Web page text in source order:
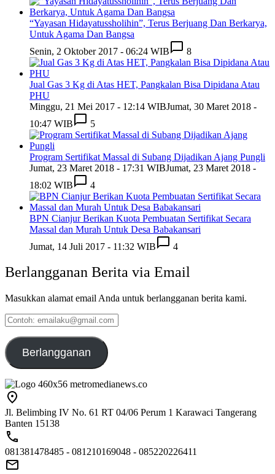
“Yayasan Hidayatussholihin”, Terus Berjuang Dan Berkarya,
Untuk Agama Dan Bangsa
Senin, 2 Oktober 2017 - 06:24 WIB
8
Jual Gas 3 Kg di Atas HET, Pangkalan Bisa Dipidana Atau
PHU
Minggu, 21 Mei 2017 - 12:14 WIBJumat, 30 Maret 2018 -
10:47 WIB
5
Program Sertifikat Massal di Subang Dijadikan Ajang Pungli
Jumat, 23 Maret 2018 - 17:31 WIBJumat, 23 Maret 2018 -
18:02 WIB
4
BPN Cianjur Berikan Kuota Pembuatan Sertifikat Secara
Massal dan Murah Untuk Desa Babakansari
Jumat, 14 Juli 2017 - 11:32 WIB
4
Berlangganan Berita via Email
Masukkan alamat email Anda untuk berlangganan berita kami.
Contoh:
emailaku@gmail.com
Berlangganan
Jl. Belimbing IV No. 61 RT 04/06 Perum 1 Karawaci Tangerang
Banten 15138
081381478485 - 081210169048 - 085220226411